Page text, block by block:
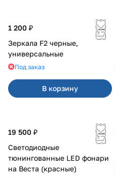
1 200 ₽
Зеркала F2 черные,
универсальные
Под заказ
В корзину
19 500 ₽
Светодиодные
тюнингованные LED фонари
на Веста (красные)